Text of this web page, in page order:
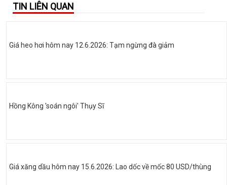
TIN LIÊN QUAN
Giá heo hơi hôm nay 12.6.2026: Tạm ngừng đà giảm
Hồng Kông 'soán ngôi' Thụy Sĩ
Giá xăng dầu hôm nay 15.6.2026: Lao dốc về mốc 80 USD/thùng